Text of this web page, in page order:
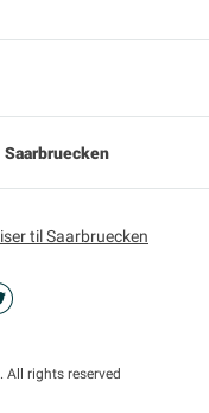
Saarbruecken
til Saarbruecken
All rights reserved